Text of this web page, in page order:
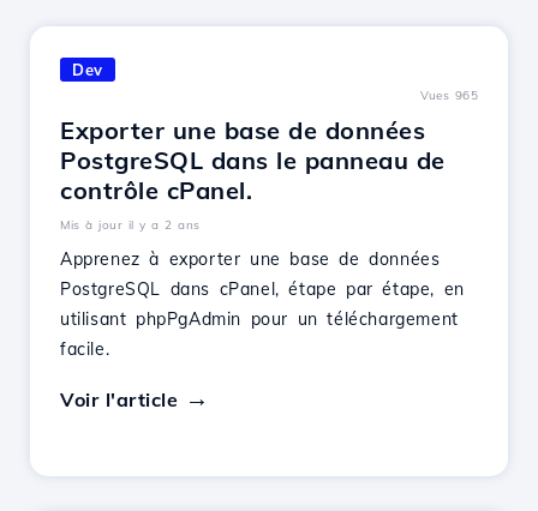
Dev
Vues 965
Exporter une base de données
PostgreSQL dans le panneau de
contrôle cPanel.
Mis à jour il y a 2 ans
Apprenez à exporter une base de données
PostgreSQL dans cPanel, étape par étape, en
utilisant phpPgAdmin pour un téléchargement
facile.
Voir l'article